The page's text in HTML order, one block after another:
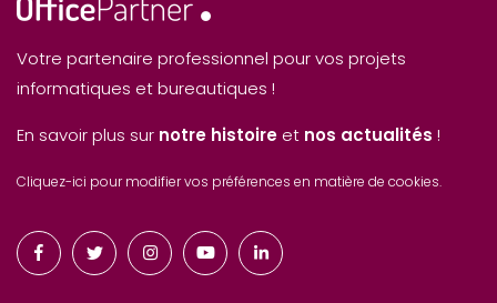
Votre partenaire professionnel pour vos projets
informatiques et bureautiques !
En savoir plus sur notre histoire et nos actualités !
Cliquez-ici pour modifier vos préférences en matière de cookies.